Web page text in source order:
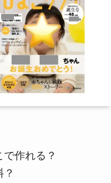
作れる？